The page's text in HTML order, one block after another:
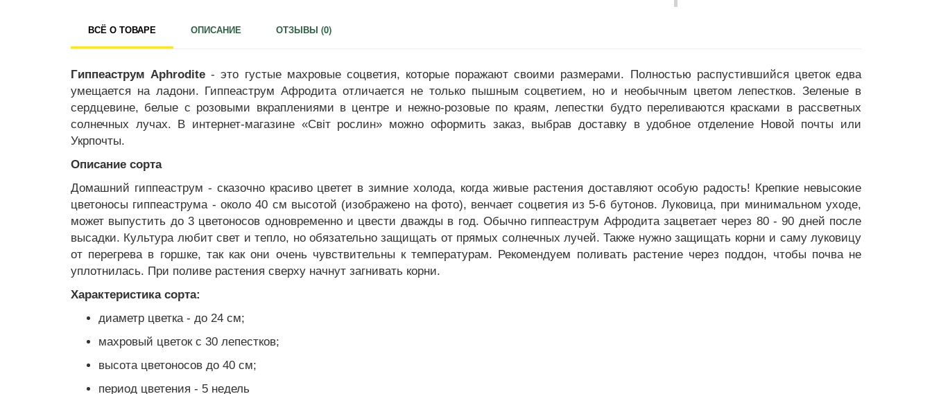
ВСЁ О ТОВАРЕ ОПИСАНИЕ ОТЗЫВЫ (0)
Гиппеаструм Aphrodite - это густые махровые соцветия, которые поражают своими размерами. Полностью распустившийся цветок едва
умещается на ладони. Гиппеаструм Афродита отличается не только пышным соцветием, но и необычным цветом лепестков. Зеленые в
сердцевине, белые с розовыми вкраплениями в центре и нежно-розовые по краям, лепестки будто переливаются красками в рассветных
солнечных лучах. В интернет-магазине «Світ рослин» можно оформить заказ, выбрав доставку в удобное отделение Новой почты или
Укрпочты.
Описание сорта
Домашний гиппеаструм - сказочно красиво цветет в зимние холода, когда живые растения доставляют особую радость! Крепкие невысокие
цветоносы гиппеаструма - около 40 см высотой (изображено на фото), венчает соцветия из 5-6 бутонов. Луковица, при минимальном уходе,
может выпустить до 3 цветоносов одновременно и цвести дважды в год. Обычно гиппеаструм Афродита зацветает через 80 - 90 дней после
высадки. Культура любит свет и тепло, но обязательно защищать от прямых солнечных лучей. Также нужно защищать корни и саму луковицу
от перегрева в горшке, так как они очень чувствительны к температурам. Рекомендуем поливать растение через поддон, чтобы почва не
уплотнилась. При поливе растения сверху начнут загнивать корни.
Характеристика сорта:
диаметр цветка - до 24 см;
махровый цветок с 30 лепестков;
высота цветоносов до 40 см;
период цветения - 5 недель